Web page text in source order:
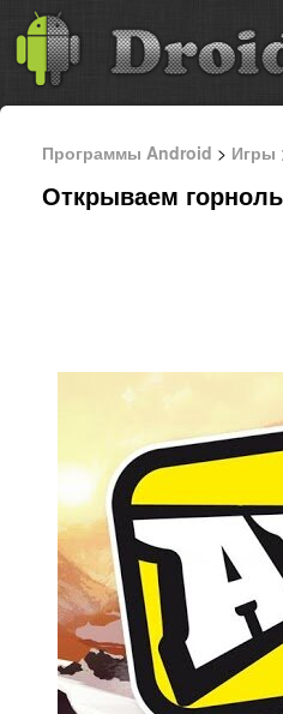
Программы Android > Игры
Открываем